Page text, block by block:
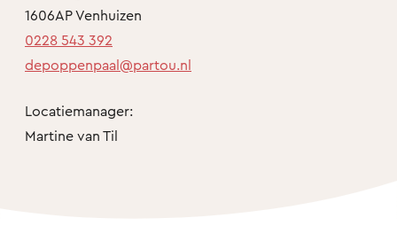
1606AP Venhuizen
0228 543 392
depoppenpaal@partou.nl
Locatiemanager:
Martine van Til